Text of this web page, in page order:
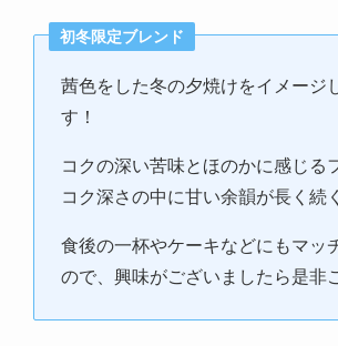
初冬限定ブレンド
茜色をした冬の夕焼けをイメージ
す！
コクの深い苦味とほのかに感じる
コク深さの中に甘い余韻が長く続
食後の一杯やケーキなどにもマッ
ので、興味がございましたら是非